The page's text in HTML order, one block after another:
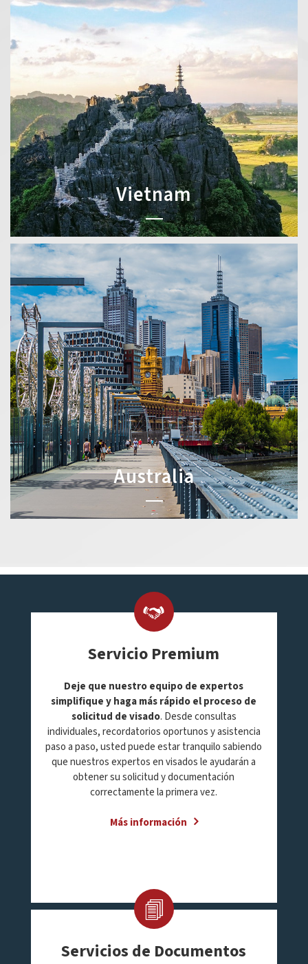
Vietnam
Australia
Servicio Premium
Deje que nuestro equipo de expertos
simplifique y haga más rápido el proceso de
solicitud de visado. Desde consultas
individuales, recordatorios oportunos y asistencia
paso a paso, usted puede estar tranquilo sabiendo
que nuestros expertos en visados le ayudarán a
obtener su solicitud y documentación
correctamente la primera vez.
Más información
Servicios de Documentos